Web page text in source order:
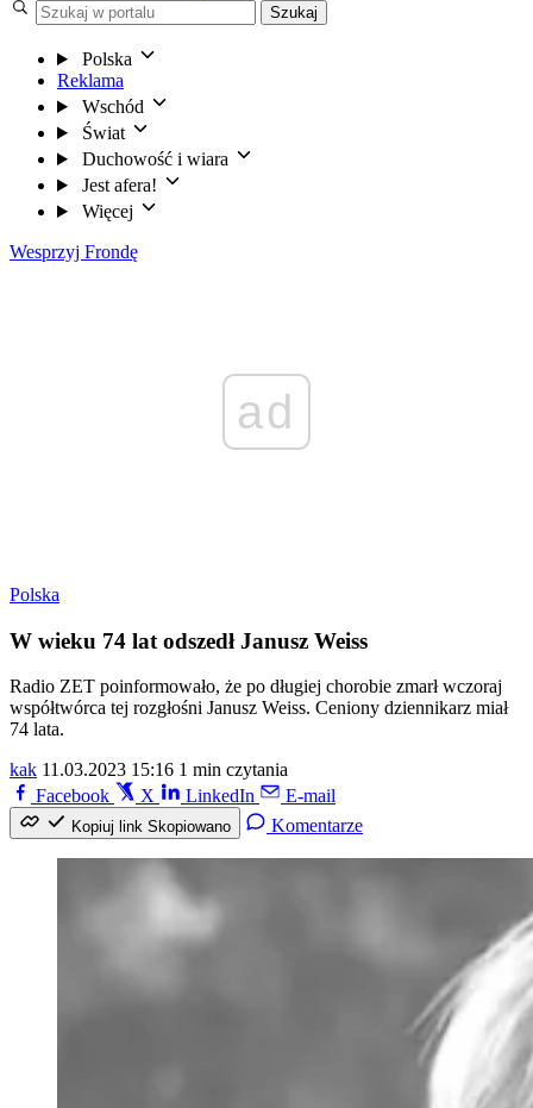
Szukaj
Polska
Reklama
Wschód
Świat
Duchowość i wiara
Jest afera!
Więcej
Wesprzyj Frondę
ad
Polska
W wieku 74 lat odszedł Janusz Weiss
Radio ZET poinformowało, że po długiej chorobie zmarł wczoraj
współtwórca tej rozgłośni Janusz Weiss. Ceniony dziennikarz miał
74 lata.
kak 11.03.2023 15:16 1 min czytania
Facebook
X LinkedIn E-mail
Kopiuj link Skopiowano Komentarze